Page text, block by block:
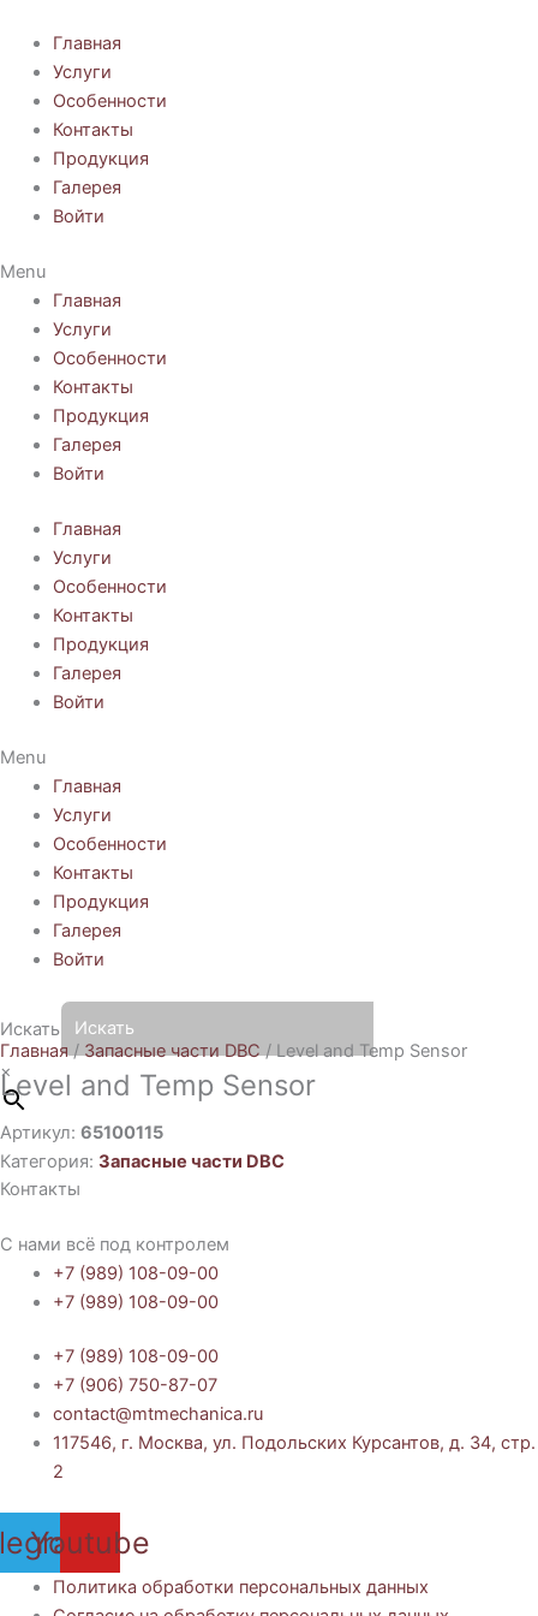
содержимому
Главная
Услуги
Особенности
Контакты
Продукция
Галерея
Войти
Menu
Главная
Услуги
Особенности
Контакты
Продукция
Галерея
Войти
Главная
Услуги
Особенности
Контакты
Продукция
Галерея
Войти
Menu
Главная
Услуги
Особенности
Контакты
Продукция
Галерея
Войти
Искать
×
Главная / Запасные части DBC / Level and Temp Sensor
Level and Temp Sensor
Артикул: 65100115
Категория: Запасные части DBC
Контакты
С нами всё под контролем
+7 (989) 108-09-00
+7 (989) 108-09-00
+7 (989) 108-09-00
+7 (906) 750-87-07
contact@mtmechanica.ru
117546, г. Москва, ул. Подольских Курсантов, д. 34, стр.
2
Youtube
Политика обработки персональных данных